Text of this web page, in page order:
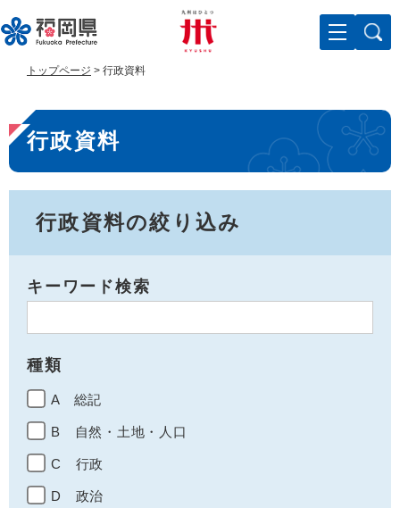
ー
ジ
で
す
ニ
ュ
ば
し
トップページ > 行政資料
本
文
行政資料
行政資料の絞り込み
キーワード検索
種類
A 総記
B 自然・土地・人口
C 行政
D 政治